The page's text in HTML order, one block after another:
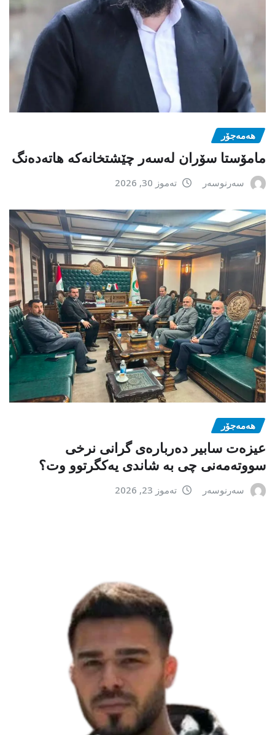
هەمەجۆر
مامۆستا سۆران لەسەر چێشتخانەكە هاتەدەنگ
سەرنوسەر تەموز 30, 2026
هەمەجۆر
عیزەت سابیر دەربارەی گرانی نرخی
سووتەمەنی چی بە شاندی یەکگرتوو وت؟
سەرنوسەر تەموز 23, 2026